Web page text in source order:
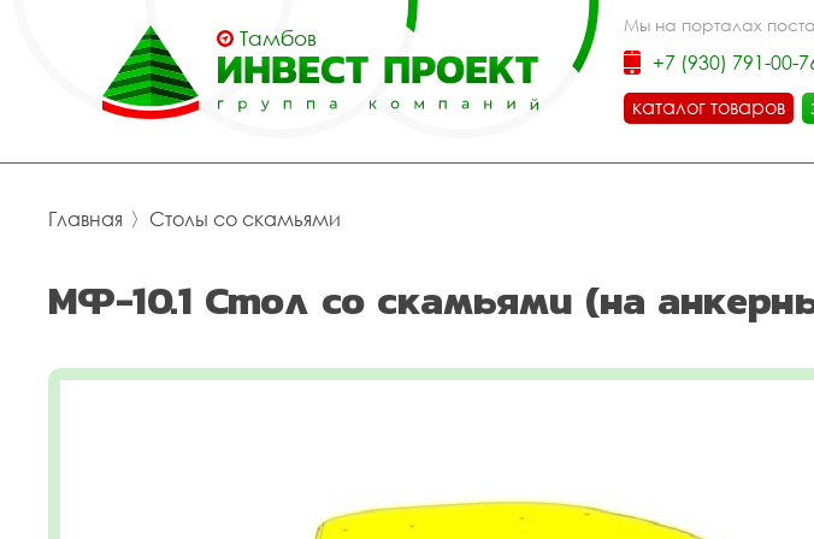
Тамбов
Мы на порталах
+7 (930) 791-00-
каталог товаров
Главная 〉 Столы со скамьями
МФ-10.1 Стол со скамьями (на